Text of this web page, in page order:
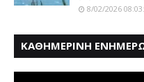
8/02/2026
ΚΑΘΗΜΕΡΙΝΗ